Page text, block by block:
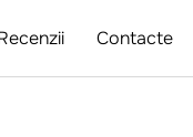
Contacte